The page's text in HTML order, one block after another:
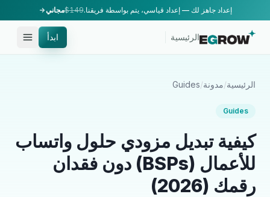
إعداد جاهز لك — إعداد قياسي، يتم بواسطة فريقنا.$149مجاني
الرئيسية ابدأ
الرئيسية/مدونة/
Guides
Guides
كيفية تبديل مزودي حلول واتساب
للأعمال (BSPs) دون فقدان
رقمك (2026)